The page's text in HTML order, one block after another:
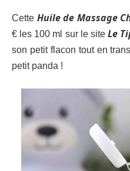
Cette Huile de Massage
€ les 100 ml sur le siteLe
son petit flacon tout en
petit panda !